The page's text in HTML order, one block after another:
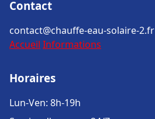
Contact
contact@chauffe-eau-solaire-2.fr
Accueil Informations
Horaires
Lun-Ven: 8h-19h